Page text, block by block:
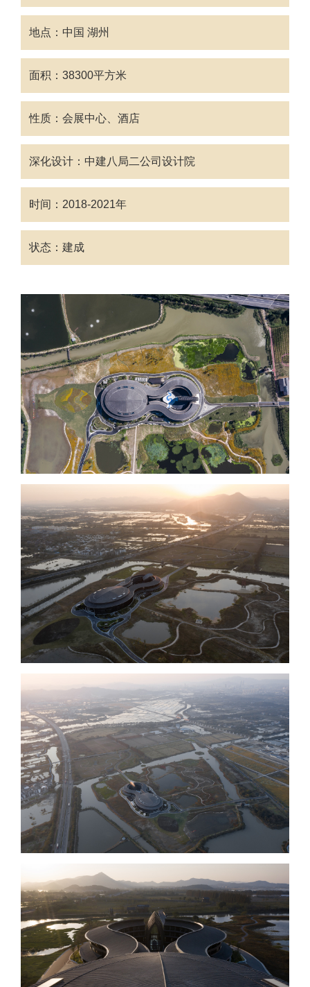
地点：中国 湖州
面积：38300平方米
性质：会展中心、酒店
深化设计：中建八局二公司设计院
时间：2018-2021年
状态：建成